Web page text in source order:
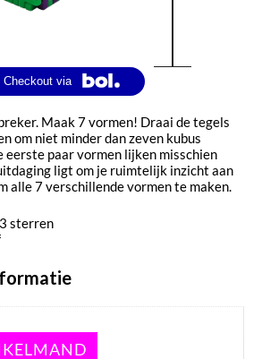
Maak 7 vormen! Draai de tegels
om niet minder dan zeven kubus
eerste paar vormen lijken misschien
ligt om je ruimtelijk inzicht aan
alle 7 verschillende vormen te maken.
sterren